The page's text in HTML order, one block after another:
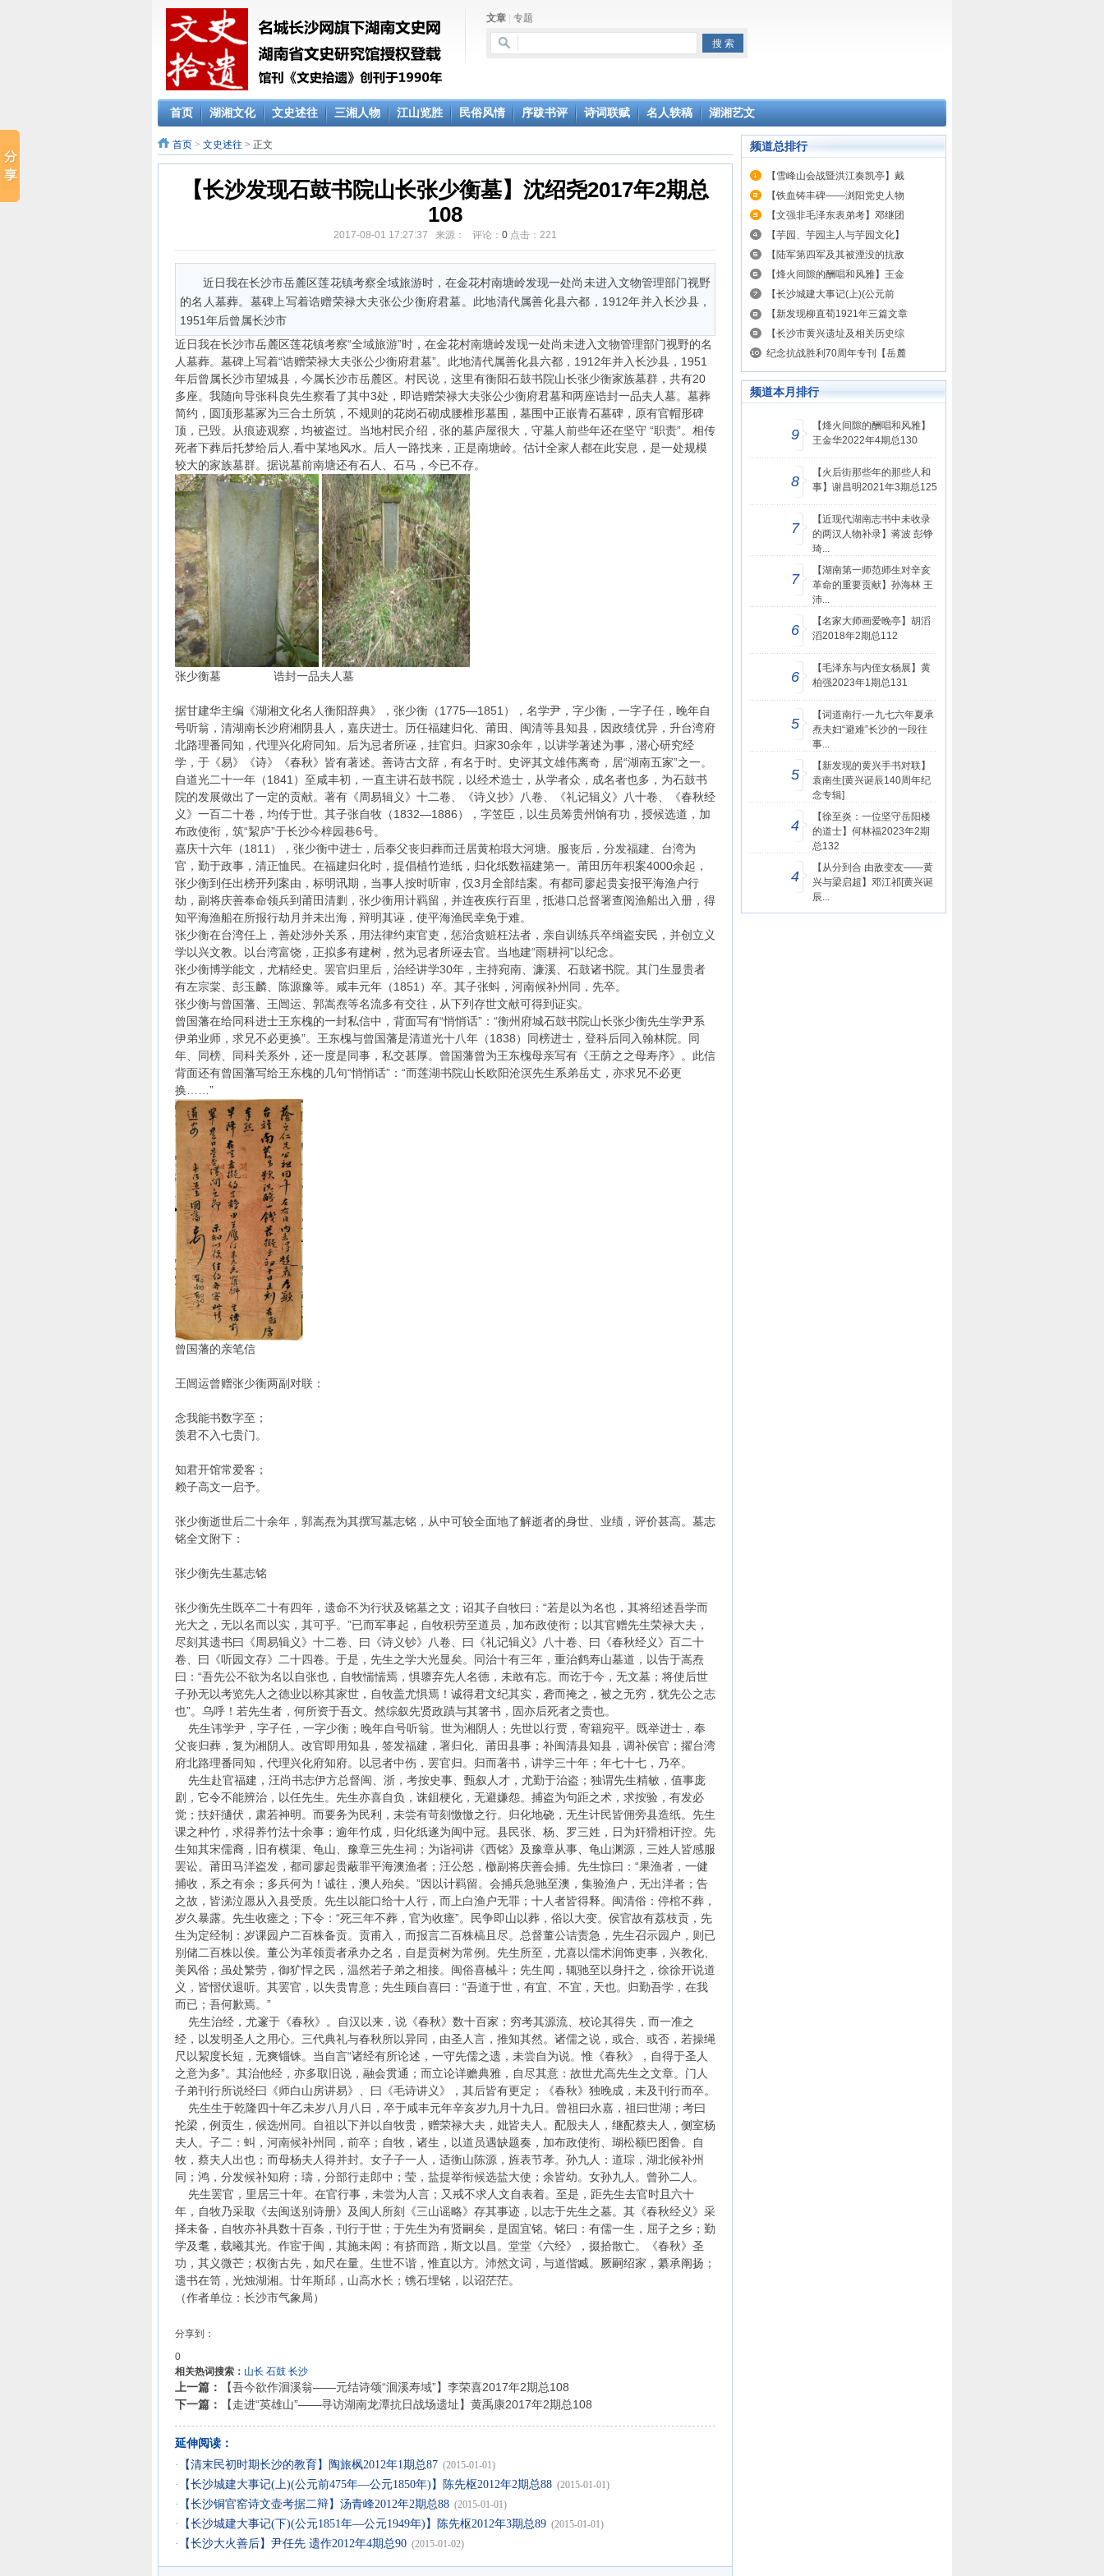
文章 专题
首页 湖湘文化 文史述往 三湘人物 江山览胜 民俗风情 序跋书评 诗词联赋 名人轶稿 湖湘艺文
首页 > 文史述往 > 正文
【长沙发现石鼓书院山长张少衡墓】沈绍尧2017年2期总
108
2017-08-01 17:27:37 来源： 评论： 0 点击： 221
近日我在长沙市岳麓区莲花镇考察全域旅游时，在金花村南塘岭发现一处尚未进入文物管理部门视野
的名人墓葬。墓碑上写着诰赠荣禄大夫张公少衡府君墓。此地清代属善化县六都，1912年并入长沙县，
1951年后曾属长沙市
近日我在长沙市岳麓区莲花镇考察“全域旅游”时，在金花村南塘岭发现一处尚未进入文物管理部门视野的名
人墓葬。墓碑上写着“诰赠荣禄大夫张公少衡府君墓”。此地清代属善化县六都，1912年并入长沙县，1951
年后曾属长沙市望城县，今属长沙市岳麓区。村民说，这里有衡阳石鼓书院山长张少衡家族墓群，共有20
多座。我随向导张科良先生察看了其中3处，即诰赠荣禄大夫张公少衡府君墓和两座诰封一品夫人墓。墓葬
简约，圆顶形墓冢为三合土所筑，不规则的花岗石砌成腰椎形墓围，墓围中正嵌青石墓碑，原有官帽形碑
顶，已毁。从痕迹观察，均被盗过。当地村民介绍，张的墓庐屋很大，守墓人前些年还在坚守 “职责”。相传
死者下葬后托梦给后人,看中某地风水。后人一路找来，正是南塘岭。估计全家人都在此安息，是一处规模
较大的家族墓群。据说墓前南塘还有石人、石马，今已不存。
张少衡墓 诰封一品夫人墓
据甘建华主编《湖湘文化名人衡阳辞典》，张少衡（1775—1851），名学尹，字少衡，一字子任，晚年自
号听翁，清湖南长沙府湘阴县人，嘉庆进士。历任福建归化、莆田、闽清等县知县，因政绩优异，升台湾府
北路理番同知，代理兴化府同知。后为忌者所诬，挂官归。归家30余年，以讲学著述为事，潜心研究经
学，于《易》《诗》《春秋》皆有著述。善诗古文辞，有名于时。史评其文雄伟离奇，居“湖南五家”之一。
自道光二十一年（1841）至咸丰初，一直主讲石鼓书院，以经术造士，从学者众，成名者也多，为石鼓书
院的发展做出了一定的贡献。著有《周易辑义》十二卷、《诗义抄》八卷、《礼记辑义》八十卷、《春秋经
义》一百二十卷，均传于世。其子张自牧（1832—1886），字笠臣，以生员筹贵州饷有功，授候选道，加
布政使衔，筑“絜庐”于长沙今梓园巷6号。
嘉庆十六年（1811），张少衡中进士，后奉父丧归葬而迁居黄柏塅大河塘。服丧后，分发福建、台湾为
官，勤于政事，清正恤民。在福建归化时，提倡植竹造纸，归化纸数福建第一。莆田历年积案4000余起，
张少衡到任出榜开列案由，标明讯期，当事人按时听审，仅3月全部结案。有都司廖起贵妄报平海渔户行
劫，副将庆善奉命领兵到莆田清剿，张少衡用计羁留，并连夜疾行百里，抵港口总督署查阅渔船出入册，得
知平海渔船在所报行劫月并未出海，辩明其诬，使平海渔民幸免于难。
张少衡在台湾任上，善处涉外关系，用法律约束官吏，惩治贪赃枉法者，亲自训练兵卒缉盗安民，并创立义
学以兴文教。以台湾富饶，正拟多有建树，然为忌者所诬去官。当地建“雨耕祠”以纪念。
张少衡博学能文，尤精经史。罢官归里后，治经讲学30年，主持宛南、濂溪、石鼓诸书院。其门生显贵者
有左宗棠、彭玉麟、陈源豫等。咸丰元年（1851）卒。其子张蚪，河南候补州同，先卒。
张少衡与曾国藩、王闿运、郭嵩焘等名流多有交往，从下列存世文献可得到证实。
曾国藩在给同科进士王东槐的一封私信中，背面写有“悄悄话”：“衡州府城石鼓书院山长张少衡先生学尹系
伊弟业师，求兄不必更换”。王东槐与曾国藩是清道光十八年（1838）同榜进士，登科后同入翰林院。同
年、同榜、同科关系外，还一度是同事，私交甚厚。曾国藩曾为王东槐母亲写有《王荫之之母寿序》。此信
背面还有曾国藩写给王东槐的几句“悄悄话”：“而莲湖书院山长欧阳沧溟先生系弟岳丈，亦求兄不必更
换……”
曾国藩的亲笔信
王闿运曾赠张少衡两副对联：
念我能书数字至；
羡君不入七贵门。
知君开馆常爱客；
赖子高文一启予。
张少衡逝世后二十余年，郭嵩焘为其撰写墓志铭，从中可较全面地了解逝者的身世、业绩，评价甚高。墓志
铭全文附下：
张少衡先生墓志铭
张少衡先生既卒二十有四年，遗命不为行状及铭墓之文；诏其子自牧曰：“若是以为名也，其将绍述吾学而
光大之，无以名而以实，其可乎。”已而军事起，自牧积劳至道员，加布政使衔；以其官赠先生荣禄大夫，
尽刻其遗书曰《周易辑义》十二卷、曰《诗义钞》八卷、曰《礼记辑义》八十卷、曰《春秋经义》百二十
卷、曰《听园文存》二十四卷。于是，先生之学大光显矣。同治十有三年，重治鹤寿山墓道，以告于嵩焘
曰：“吾先公不欲为名以自张也，自牧惴惴焉，惧隳弃先人名德，未敢有忘。而讫于今，无文墓；将使后世
子孙无以考览先人之德业以称其家世，自牧盖尤惧焉！诚得君文纪其实，砻而掩之，被之无穷，犹先公之志
也”。乌呼！若先生者，何所资于吾文。然综叙先贤政蹟与其箸书，固亦后死者之责也。
先生讳学尹，字子任，一字少衡；晚年自号听翁。世为湘阴人；先世以行贾，寄籍宛平。既举进士，奉
父丧归葬，复为湘阴人。改官即用知县，签发福建，署归化、莆田县事；补闽清县知县，调补侯官；擢台湾
府北路理番同知，代理兴化府知府。以忌者中伤，罢官归。归而著书，讲学三十年；年七十七，乃卒。
先生赴官福建，汪尚书志伊方总督闽、浙，考按史事、甄叙人才，尤勤于治盗；独谓先生精敏，值事庞
剧，它令不能辨治，以任先生。先生亦喜自负，诛鉏梗化，无避嫌怨。捕盗为句距之术，求按验，有发必
觉；扶奸擿伏，肃若神明。而要务为民利，未尝有苛刻憿憿之行。归化地硗，无生计民皆佣旁县造纸。先生
课之种竹，求得养竹法十余事；逾年竹成，归化纸遂为闽中冠。县民张、杨、罗三姓，日为奸猾相讦控。先
生知其宋儒裔，旧有横渠、龟山、豫章三先生祠；为诣祠讲《西铭》及豫章从事、龟山渊源，三姓人皆感服
罢讼。莆田马洋盗发，都司廖起贵蔽罪平海澳渔者；汪公怒，檄副将庆善会捕。先生惊曰：“果渔者，一健
捕收，系之有余；多兵何为！诚往，澳人殆矣。”因以计羁留。会捕兵急驰至澳，集验渔户，无出洋者；告
之故，皆涕泣愿从入县受质。先生以能口给十人行，而上白渔户无罪；十人者皆得释。闽清俗：停棺不葬，
岁久暴露。先生收瘗之；下令：“死三年不葬，官为收瘗”。民争即山以葬，俗以大变。侯官故有荔枝贡，先
生为定经制：岁课园户二百株备贡。贡甫入，而报言二百株槁且尽。总督董公诘责急，先生召示园户，则已
别储二百株以俟。董公为革领贡者承办之名，自是贡树为常例。先生所至，尤喜以儒术润饰吏事，兴教化、
美风俗；虽处繁劳，御犷悍之民，温然若子弟之相接。闽俗喜械斗；先生闻，辄驰至以身扞之，徐徐开说道
义，皆慴伏退听。其罢官，以失贵胄意；先生顾自喜曰：“吾道于世，有宜、不宜，天也。归勤吾学，在我
而已；吾何歉焉。”
先生治经，尤邃于《春秋》。自汉以来，说《春秋》数十百家；穷考其源流、校论其得失，而一准之
经，以发明圣人之用心。三代典礼与春秋所以异同，由圣人言，推知其然。诸儒之说，或合、或否，若操绳
尺以絜度长短，无爽锱铢。当自言“诸经有所论述，一守先儒之遗，未尝自为说。惟《春秋》，自得于圣人
之意为多”。其治他经，亦多取旧说，融会贯通；而立论详赡典雅，自尽其意：故世尤高先生之文章。门人
子弟刊行所说经曰《师白山房讲易》、曰《毛诗讲义》，其后皆有更定；《春秋》独晚成，未及刊行而卒。
先生生于乾隆四十年乙未岁八月八日，卒于咸丰元年辛亥岁九月十九日。曾祖曰永嘉，祖曰世湖；考曰
抡梁，例贡生，候选州同。自祖以下并以自牧贵，赠荣禄大夫，妣皆夫人。配殷夫人，继配蔡夫人，侧室杨
夫人。子二：虯，河南候补州同，前卒；自牧，诸生，以道员遇缺题奏，加布政使衔、瑚松额巴图鲁。自
牧，蔡夫人出也；而母杨夫人得并封。女子子一人，适衡山陈源，旌表节孝。孙九人：道琮，湖北候补州
同；鸿，分发候补知府；璹，分部行走郎中；莹，盐提举衔候选盐大使；余皆幼。女孙九人。曾孙二人。
先生罢官，里居三十年。在官行事，未尝为人言；又戒不求人文自表着。至是，距先生去官时且六十
年，自牧乃采取《去闽送别诗册》及闽人所刻《三山谣略》存其事迹，以志于先生之墓。其《春秋经义》采
择未备，自牧亦补具数十百条，刊行于世；于先生为有贤嗣矣，是固宜铭。铭曰：有儒一生，屈子之乡；勤
学及耄，载曦其光。作宦于闽，其施未闳；有挤而踣，斯文以昌。堂堂《六经》，掇拾散亡。《春秋》圣
功，其义微芒；权衡古先，如尺在量。生世不谐，惟直以方。沛然文词，与道偕臧。厥嗣绍家，纂承阐扬；
遗书在笥，光烛湖湘。廿年斯邱，山高水长；镌石埋铭，以诏茫茫。
（作者单位：长沙市气象局）
分享到：
0
相关热词搜索： 山长 石鼓 长沙
上一篇：
【吾今欲作洄溪翁——元结诗颂“洄溪寿域”】李荣喜2017年2期总108
下一篇：
【走进“英雄山”——寻访湖南龙潭抗日战场遗址】黄禹康2017年2期总108
延伸阅读：
· 【清末民初时期长沙的教育】陶旅枫2012年1期总87 (2015-01-01)
· 【长沙城建大事记(上)(公元前475年—公元1850年)】陈先枢2012年2期总88 (2015-01-01)
· 【长沙铜官窑诗文壶考据二辩】汤青峰2012年2期总88 (2015-01-01)
· 【长沙城建大事记(下)(公元1851年—公元1949年)】陈先枢2012年3期总89 (2015-01-01)
· 【长沙大火善后】尹任先 遗作2012年4期总90 (2015-01-02)
频道总排行
【雪峰山会战暨洪江奏凯亭】戴
【铁血铸丰碑——浏阳党史人物
【文强非毛泽东表弟考】邓继团
【芋园、芋园主人与芋园文化】
【陆军第四军及其被湮没的抗敌
【烽火间隙的酬唱和风雅】王金
【长沙城建大事记(上)(公元前
【新发现柳直荀1921年三篇文章
【长沙市黄兴遗址及相关历史综
纪念抗战胜利70周年专刊【岳麓
频道本月排行
9
【烽火间隙的酬唱和风雅】
王金华2022年4期总130
8
【火后街那些年的那些人和
事】谢昌明2021年3期总125
7
【近现代湖南志书中未收录
的两汉人物补录】蒋波 彭铮
琦...
7
【湖南第一师范师生对辛亥
革命的重要贡献】孙海林 王
沛...
6
【名家大师画爱晚亭】胡滔
滔2018年2期总112
6
【毛泽东与内侄女杨展】黄
柏强2023年1期总131
5
【词道南行-一九七六年夏承
焘夫妇“避难”长沙的一段往
事...
5
【新发现的黄兴手书对联】
袁南生[黄兴诞辰140周年纪
念专辑]
4
【徐至炎：一位坚守岳阳楼
的道士】何林福2023年2期
总132
4
【从分到合 由敌变友——黄
兴与梁启超】邓江祁[黄兴诞
辰...